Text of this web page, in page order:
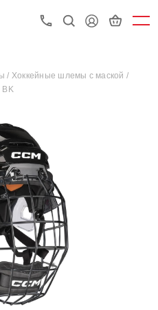
/ Хоккейные шлемы с маской /
BK